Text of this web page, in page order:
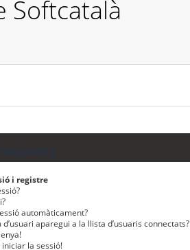
Softcatalà
i registre
automàticament?
aparegui a la llista d’usuaris connectats?
la sessió!